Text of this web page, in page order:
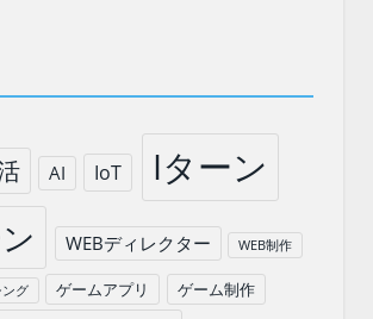
AI IoT Iターン
WEBディレクター WEB制作
グ ゲームアプリ ゲーム制作